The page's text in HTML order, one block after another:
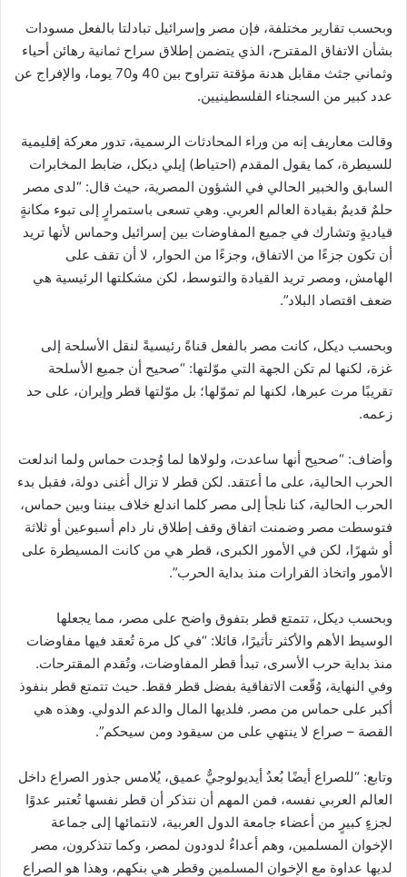
وبحسب تقارير مختلفة، فإن مصر وإسرائيل تبادلتا بالفعل مسودات
بشأن الاتفاق المقترح، الذي يتضمن إطلاق سراح ثمانية رهائن أحياء
وثماني جثث مقابل هدنة مؤقتة تتراوح بين 40 و70 يوما، والإفراج عن
عدد كبير من السجناء الفلسطينيين.
وقالت معاريف إنه من وراء المحادثات الرسمية، تدور معركة إقليمية
للسيطرة، كما يقول المقدم (احتياط) إيلي ديكل، ضابط المخابرات
السابق والخبير الحالي في الشؤون المصرية، حيث قال: “لدى مصر
حلمٌ قديمٌ بقيادة العالم العربي. وهي تسعى باستمرارٍ إلى تبوء مكانةٍ
قياديةٍ وتشارك في جميع المفاوضات بين إسرائيل وحماس لأنها تريد
أن تكون جزءًا من الاتفاق، وجزءًا من الحوار، لا أن تقف على
الهامش، ومصر تريد القيادة والتوسط، لكن مشكلتها الرئيسية هي
ضعف اقتصاد البلاد”.
وبحسب ديكل، كانت مصر بالفعل قناةً رئيسيةً لنقل الأسلحة إلى
غزة، لكنها لم تكن الجهة التي موّلتها: “صحيح أن جميع الأسلحة
تقريبًا مرت عبرها، لكنها لم تموّلها؛ بل موّلتها قطر وإيران، على حد
زعمه.
وأضاف: “صحيح أنها ساعدت، ولولاها لما وُجدت حماس ولما اندلعت
الحرب الحالية، على ما أعتقد. لكن قطر لا تزال أغنى دولة، فقبل بدء
الحرب الحالية، كنا نلجأ إلى مصر كلما اندلع خلاف بيننا وبين حماس،
فتوسطت مصر وضمنت اتفاق وقف إطلاق نار دام أسبوعين أو ثلاثة
أو شهرًا، لكن في الأمور الكبرى، قطر هي من كانت المسيطرة على
الأمور واتخاذ القرارات منذ بداية الحرب”.
وبحسب ديكل، تتمتع قطر بتفوق واضح على مصر، مما يجعلها
الوسيط الأهم والأكثر تأثيرًا، قائلا: “في كل مرة تُعقد فيها مفاوضات
منذ بداية حرب الأسرى، تبدأ قطر المفاوضات، وتُقدم المقترحات.
وفي النهاية، وُقّعت الاتفاقية بفضل قطر فقط. حيث تتمتع قطر بنفوذ
أكبر على حماس من مصر. فلديها المال والدعم الدولي. وهذه هي
القصة – صراع لا ينتهي على من سيقود ومن سيحكم”.
وتابع: “للصراع أيضًا بُعدٌ أيديولوجيٌّ عميق، يُلامس جذور الصراع داخل
العالم العربي نفسه، فمن المهم أن نتذكر أن قطر نفسها تُعتبر عدوًا
لجزءٍ كبيرٍ من أعضاء جامعة الدول العربية، لانتمائها إلى جماعة
الإخوان المسلمين، وهم أعداءٌ لدودون لمصر، وكما تتذكرون، مصر
لديها عداوة مع الإخوان المسلمين وقطر هي بنكهم، وهذا هو الصراع